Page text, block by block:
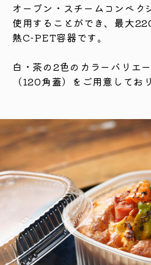
オーブン・スチームコンベク
使用することができ、最大
熱C-PET容器です。
白・茶の2色のカラーバリエ
（120角蓋）をご用意してお